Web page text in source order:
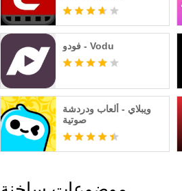
فودو - Vodu
ويبلاي - ألعاب ودردشة
صوتية